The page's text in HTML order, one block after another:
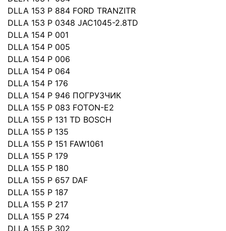
DLLA 153 P 884 FORD TRANZITR
DLLA 153 P 0348 JAC1045-2.8TD
DLLA 154 P 001
DLLA 154 P 005
DLLA 154 P 006
DLLA 154 P 064
DLLA 154 P 176
DLLA 154 P 946 ПОГРУЗЧИК
DLLA 155 P 083 FOTON-E2
DLLA 155 P 131 TD BOSCH
DLLA 155 P 135
DLLA 155 P 151 FAW1061
DLLA 155 P 179
DLLA 155 P 180
DLLA 155 P 657 DAF
DLLA 155 P 187
DLLA 155 P 217
DLLA 155 P 274
DLLA 155 P 302